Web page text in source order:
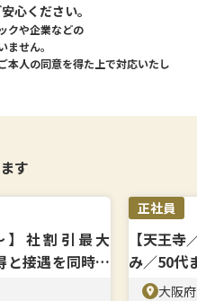
心ください。
クや企業などの
せん。
人の同意を得た上で対応いたし
す
】社割引最大
と接遇を同時に
正社員
【天王
み／50代
密着の美
大阪